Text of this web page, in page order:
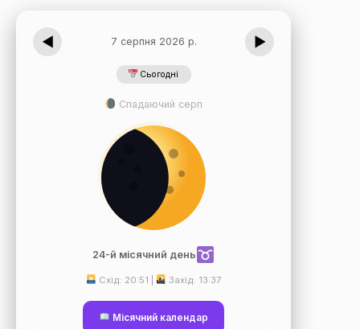
◀ 7 серпня 2026 р. ▶
Сьогодні
Спадаючий серп
24-й місячний день
Схід: 20:51 | Захід: 13:37
Місячний календар